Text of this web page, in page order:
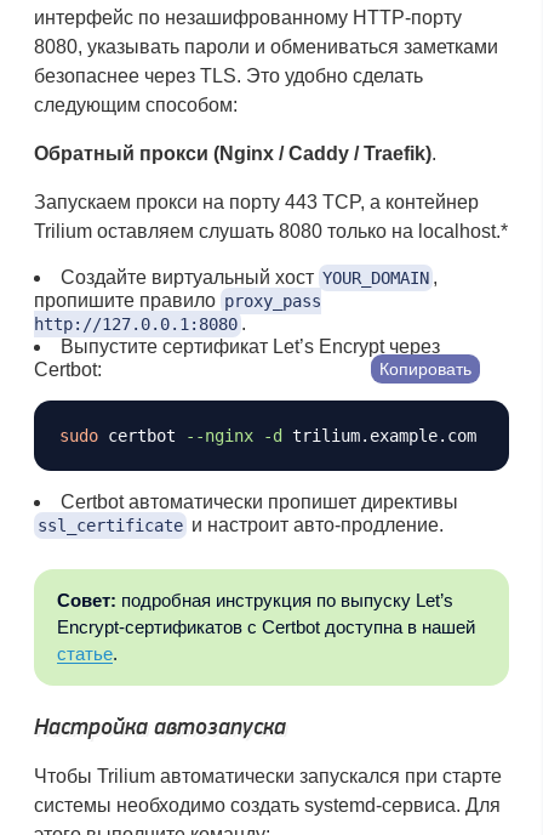
интерфейс по незашифрованному HTTP-порту
8080, указывать пароли и обмениваться заметками
безопаснее через TLS. Это удобно сделать
следующим способом:
Обратный прокси (Nginx / Caddy / Traefik).
Запускаем прокси на порту 443 TCP, а контейнер
Trilium оставляем слушать 8080 только на localhost.*
Создайте виртуальный хост YOUR_DOMAIN ,
пропишите правило proxy_pass
http://127.0.0.1:8080 .
Выпустите сертификат Let’s Encrypt через
Certbot:
sudo certbot --nginx -d
Копировать
Certbot автоматически пропишет директивы
ssl_certificate и настроит авто-продление.
Совет: подробная инструкция по выпуску Let’s
Encrypt-сертификатов с Certbot доступна в нашей
статье.
Настройка автозапуска
Чтобы Trilium автоматически запускался при старте
системы необходимо создать systemd-сервиса. Для